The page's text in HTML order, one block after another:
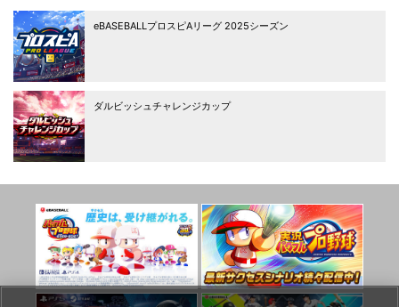
eBASEBALLプロスピAリーグ 2025シーズン
ダルビッシュチャレンジカップ